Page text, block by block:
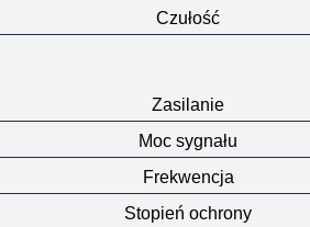
Czułość
Zasilanie
Moc sygnału
Frekwencja
Stopień ochrony